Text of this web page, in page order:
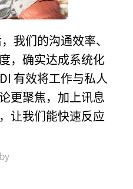
我们的沟通效率、
，确实达成系统化
有效将工作与私人
更聚焦，加上讯息
让我们能快速反应